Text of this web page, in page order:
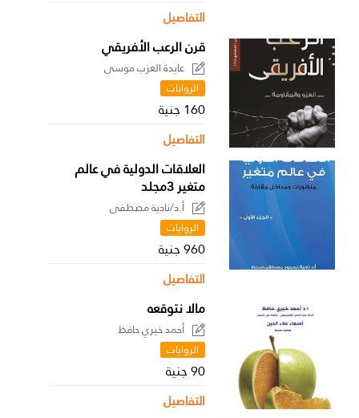
التفاصيل
قرن الرعب الأفريقي
عايدة العزب موسى
الروايات
160 جنية
التفاصيل
العلاقات الدولية في عالم
متغير 3مجلد
أ.د/نادية مصطفى
الروايات
960 جنية
التفاصيل
مالا نتوقعه
أحمد خيري حافظ
الروايات
90 جنية
التفاصيل